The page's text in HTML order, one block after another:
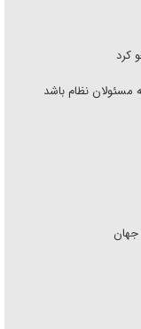
کرد
مسئولان نظام باشد
جهان